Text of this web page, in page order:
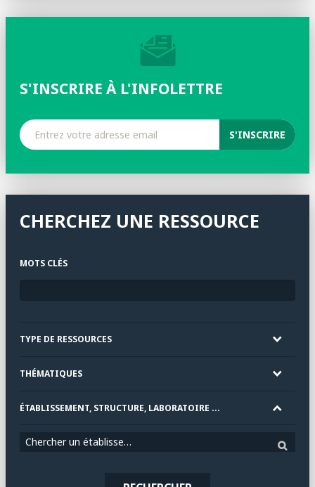
S'INSCRIRE À L'INFOLETTRE
CHERCHEZ UNE RESSOURCE
MOTS CLÉS
TYPE DE RESSOURCES
THÉMATIQUES
ÉTABLISSEMENT, STRUCTURE, LABORATOIRE ...
Chercher un établissement